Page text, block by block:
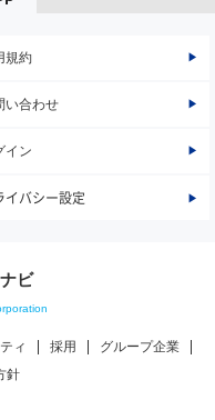
規約
い合わせ
イン
イバシー設定
ビ
ィ 採用
グループ企業
針